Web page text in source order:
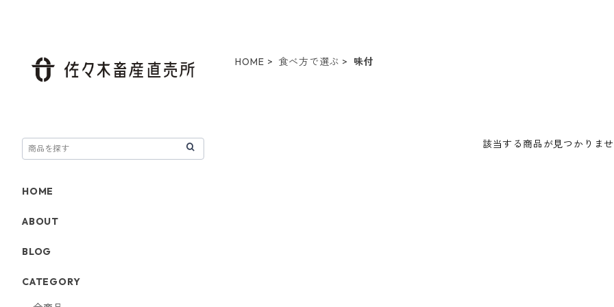
HOME 食べ方で選ぶ 味付
該当する商品が見つかりませ
HOME
ABOUT
BLOG
CATEGORY